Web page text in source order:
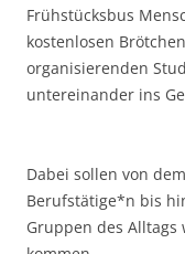
Frühstücksbus
kostenlosen
organisierenden
untereinander ins
Dabei sollen von
Berufstätige*n bis
Gruppen des